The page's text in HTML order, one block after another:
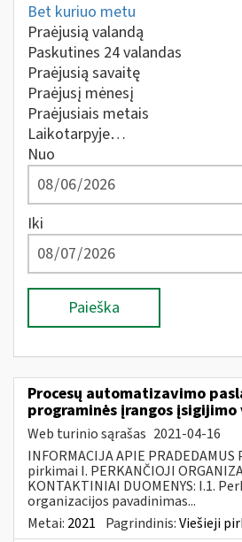
Bet kuriuo metu
Praėjusią valandą
Paskutines 24 valandas
Praėjusią savaitę
Praėjusį mėnesį
Praėjusiais metais
Laikotarpyje…
Nuo
Iki
Paieška
Procesų automatizavimo
programinės įrangos
Web turinio sąrašas 2021-04-16
INFORMACIJA APIE
pirkimai I. PERKANČIOJI
KONTAKTINIAI DUOMENYS: I.1.
organizacijos pavadinimas...
Metai: 2021 Pagrindinis:Viešieji